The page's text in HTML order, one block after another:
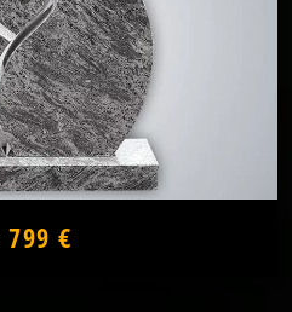
799 €